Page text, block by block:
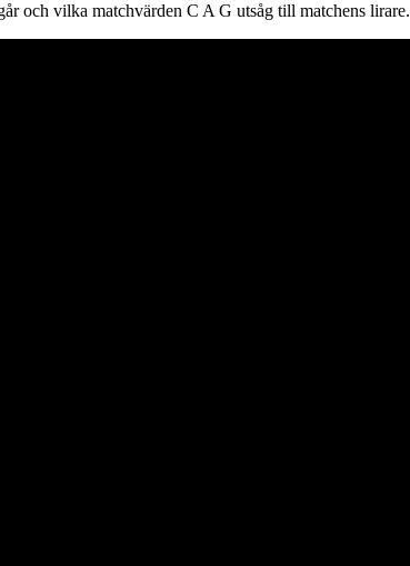
och vilka matchvärden C A G utsåg till matchens lirare.